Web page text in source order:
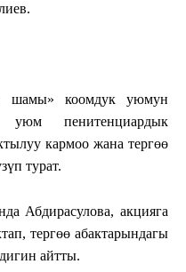
шамы» коомдук уюмун
уюм пенитенциардык
кармоо жана тергөө
турат.
Абдирасулова, акцияга
тергөө абактарындагы
айтты.